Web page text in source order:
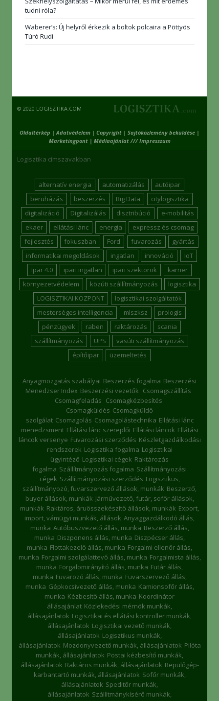
tudni róla?
Waberer’s: Új helyről érkezik a boltok polcaira a Pöttyös
Túró Rudi
© 2020 LOGISZTIKA.COM
Oldaltérkép |Adatvédelem | Copyright | Sajtóközlemény beküldése |
Marketingpont| Médiaajánlat /// Impresszum
Logisztika címszavakban
alternatív energia automatizálás
autóipar
beruházás
beszerzés Big Data
citylogisztika
digitalizáció
Digitalizálás disztribúció
e-mobilitás
ekaer
ellátási lánc energia
expressz és csomag
fejlesztés
fokuszban Ford fuvarozás
gyártás
informatikai megoldások
ingatlan innováció
IoT
Ipar 4.0
ipari ingatlan ipari szektorok
karrier
környezetvédelem
közúti szállítmányozás
logisztika
LOGISZTIKAI KÖZPONT
logisztikai szolgáltatók
mesterséges intelligencia
mlszksz
prologis
pénzügyek
raben raktározás
scania
szállítmányozás
UPS
vasúti szállítmányozás
építőipar
üzemeltetés
Anyagmozgatás szabályai Beszerzés fogalma Beszerzési
Menedzser Index Beszerzési vezetők Csomagszállítás
Csomagfeladás Csomagkézbesítés
Csomagküldés Csomagküldő
szolgálat Csomagolás Csomagolástechnika Ellátási lánc
menedzsment Ellátási lánc szereplői Ellátási láncok Ellátási
láncok versenye Fuvarozási szerződés Készletgazdálkodási
rendszerek Logisztika fogalma Logisztikai
ügyintéző Logisztikai cégek Raktározás
fogalma Szállítmányozás fogalma Szállítmányozási
cégek Szállítmányozási szerződés Logisztikus,
szállítmányozó, fuvarszervező állások, munkák Beszerző,
buyer állások, munkák Járművezető, futár, sofőr állások,
munkák Raktáros, áruösszekészítő állások, munkák Export,
import, vámügyi munkák, állások Anyaggazdálkodó állás,
munka Autóbuszvezető állás, munka Beszerző állás,
munka Diszponens állás, munka Diszpécser állás,
munka Flottakezelő állás, munka Forgalmi ellenőr állás,
munka Forgalmi szolgálattevő állás, munka Forgalmista állás,
munka Forgalomirányító állás, munka Futár állás,
munka Fuvarozó állás, munka Fuvarszervező állás,
munka Gépkocsivezető állás, munka Kamionsofőr állás,
munka Kézbesítő állás, munka Koordinátor
állásajánlat Közlekedési mérnök munkák,
állásajánlatok Logisztikai és ellátási kontroller munkák,
állásajánlatok Logisztikai vezető munkák,
állásajánlatok Logisztikus munkák,
állásajánlatok Mozdonyvezető munkák, állásajánlatok Pilóta
munkák, állásajánlatok Postai kézbesítő munkák,
állásajánlatok Raktáros munkák, állásajánlatok Repülőgép-
karbantartó munkák, állásajánlatok Sofőr munkák,
állásajánlatok Speditőr munkák,
állásajánlatok Szállítmánykísérő munkák,